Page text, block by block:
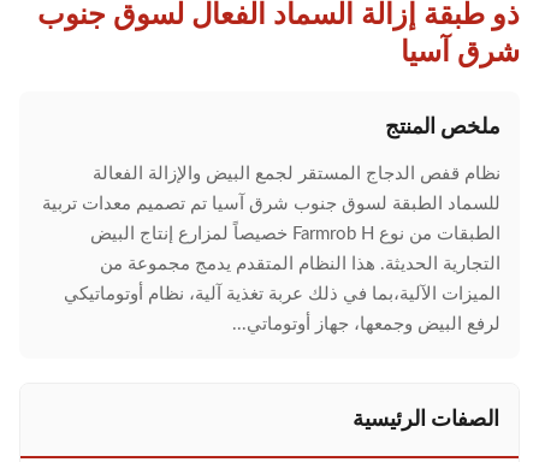
ذو طبقة إزالة السماد الفعال لسوق جنوب
شرق آسيا
ملخص المنتج
نظام قفص الدجاج المستقر لجمع البيض والإزالة الفعالة
للسماد الطبقة لسوق جنوب شرق آسيا تم تصميم معدات تربية
الطبقات من نوع Farmrob H خصيصاً لمزارع إنتاج البيض
التجارية الحديثة. هذا النظام المتقدم يدمج مجموعة من
الميزات الآلية،بما في ذلك عربة تغذية آلية، نظام أوتوماتيكي
لرفع البيض وجمعها، جهاز أوتوماتي...
الصفات الرئيسية